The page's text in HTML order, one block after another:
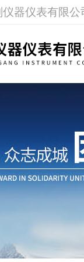
器仪表有限公